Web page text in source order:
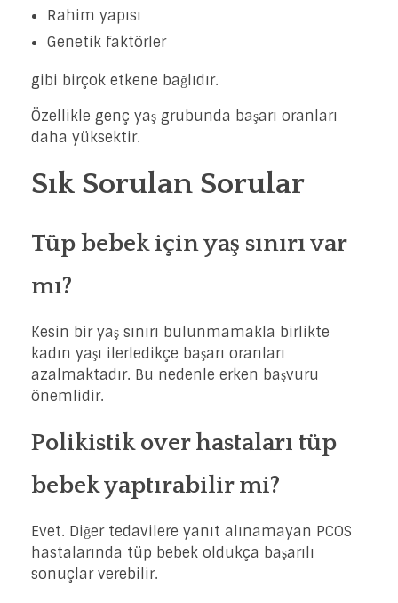
Rahim yapısı
Genetik faktörler
gibi birçok etkene bağlıdır.
Özellikle genç yaş grubunda başarı oranları
daha yüksektir.
Sık Sorulan Sorular
Tüp bebek için yaş sınırı var
mı?
Kesin bir yaş sınırı bulunmamakla birlikte
kadın yaşı ilerledikçe başarı oranları
azalmaktadır. Bu nedenle erken başvuru
önemlidir.
Polikistik over hastaları tüp
bebek yaptırabilir mi?
Evet. Diğer tedavilere yanıt alınamayan PCOS
hastalarında tüp bebek oldukça başarılı
sonuçlar verebilir.